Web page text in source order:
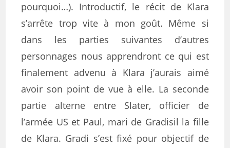
pourquoi…). Introductif, le récit de Klara
s’arrête trop vite à mon goût. Même si
dans les parties suivantes d’autres
personnages nous apprendront ce qui est
finalement advenu à Klara j’aurais aimé
avoir son point de vue à elle. La seconde
partie alterne entre Slater, officier de
l’armée US et Paul, mari de Gradisil la fille
de Klara. Gradi s’est fixé pour objectif de